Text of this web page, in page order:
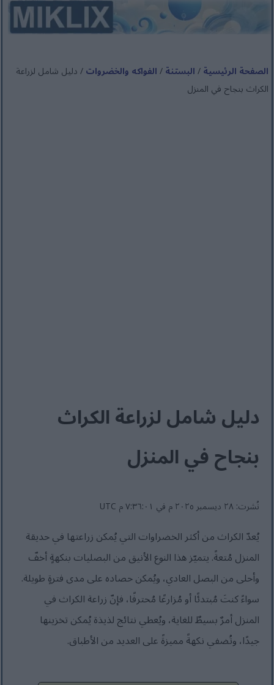
الصفحة الرئيسية/البستنة/الفواكه والخضروات/ دليل شامل لزراعة
الكراث بنجاح في المنزل
دليل شامل لزراعة الكراث
بنجاح في المنزل
نُشرت: ٢٨ ديسمبر ٢٠٢٥ م في ٧:٣٦:٠١ م UTC
يُعدّ الكراث من أكثر الخضراوات التي يُمكن زراعتها في حديقة
المنزل مُتعةً. يتميّز هذا النوع الأنيق من البصليات بنكهةٍ أخفّ
وأحلى من البصل العادي، ويُمكن حصاده على مدى فترةٍ طويلة.
سواءً كنتَ مُبتدئًا أو مُزارعًا مُحترفًا، فإنّ زراعة الكراث في
المنزل أمرٌ بسيطٌ للغاية، ويُعطي نتائج لذيذة يُمكن تخزينها
جيدًا، وتُضفي نكهةً مميزةً على العديد من الأطباق.